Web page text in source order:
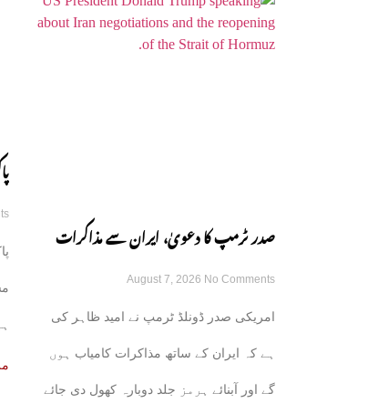
صدر ٹرمپ کا دعویٰ، ایران سے مذاکرات
کامیاب ہوں گے، آبنائے ہرمز جلد کھل جائے
August 7, 2026 No Comments
امریکی صدر ڈونلڈ ٹرمپ نے امید ظاہر کی
ہے کہ ایران کے ساتھ مذاکرات کامیاب ہوں
گے اور آبنائے ہرمز جلد دوبارہ کھول دی جائے